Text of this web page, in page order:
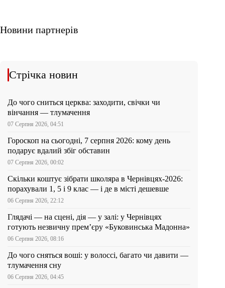
Новини партнерів
Стрічка новин
До чого сниться церква: заходити, свічки чи
вінчання — тлумачення
07 Серпня 2026, 04:51
Гороскоп на сьогодні, 7 серпня 2026: кому день
подарує вдалий збіг обставин
07 Серпня 2026, 00:02
Скільки коштує зібрати школяра в Чернівцях-2026:
порахували 1, 5 і 9 клас — і де в місті дешевше
06 Серпня 2026, 22:12
Глядачі — на сцені, дія — у залі: у Чернівцях
готують незвичну прем’єру «Буковинська Мадонна»
06 Серпня 2026, 08:16
До чого сняться воші: у волоссі, багато чи давити —
тлумачення сну
06 Серпня 2026, 04:45